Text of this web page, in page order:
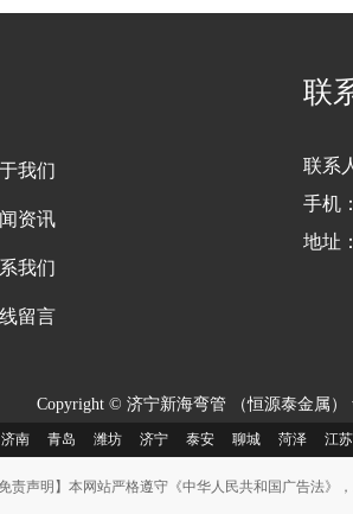
我们
资讯
我们
留言
联
联系
手机
地址
Copyright © 济宁新海弯管 （恒源泰金属）
济南 青岛 潍坊 济宁 泰安 聊城 菏泽 江苏
免责声明】本网站严格遵守《中华人民共和国广告法